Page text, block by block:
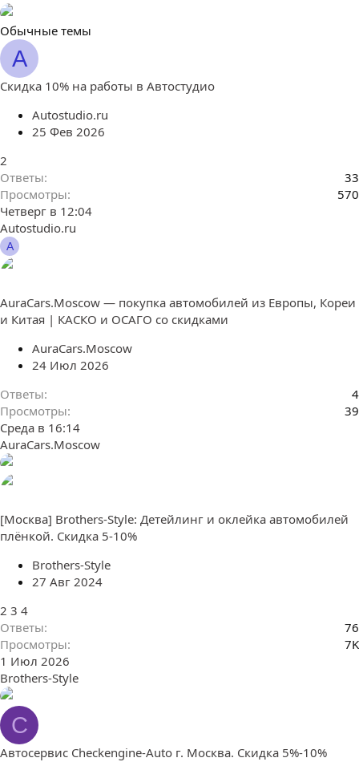
Обычные темы
A
Скидка 10% на работы в Автостудио
Autostudio.ru
25 Фев 2026
2
Ответы
33
Просмотры
570
Четверг в 12:04
Autostudio.ru
A
AuraCars.Moscow — покупка автомобилей из Европы, Кореи
и Китая | КАСКО и ОСАГО со скидками
AuraCars.Moscow
24 Июл 2026
Ответы
4
Просмотры
39
Среда в 16:14
AuraCars.Moscow
[Москва] Brothers-Style: Детейлинг и оклейка автомобилей
плёнкой. Скидка 5-10%
Brothers-Style
27 Авг 2024
2 3 4
Ответы
76
Просмотры
7K
1 Июл 2026
Brothers-Style
C
Автосервис Checkengine-Auto г. Москва. Скидка 5%-10%